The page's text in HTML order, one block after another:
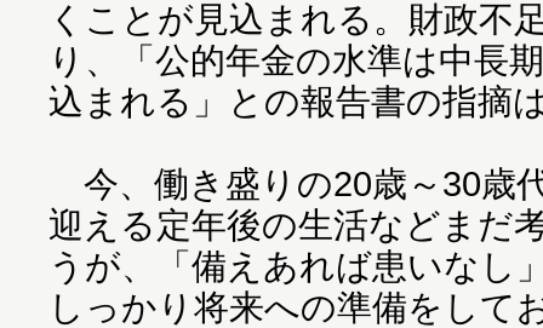
くことが見込まれる。財政不
り、「公的年金の水準は中長
込まれる」との報告書の指摘
今、働き盛りの20歳～30歳
迎える定年後の生活などまだ
うが、「備えあれば患いなし
しっかり将来への準備をして